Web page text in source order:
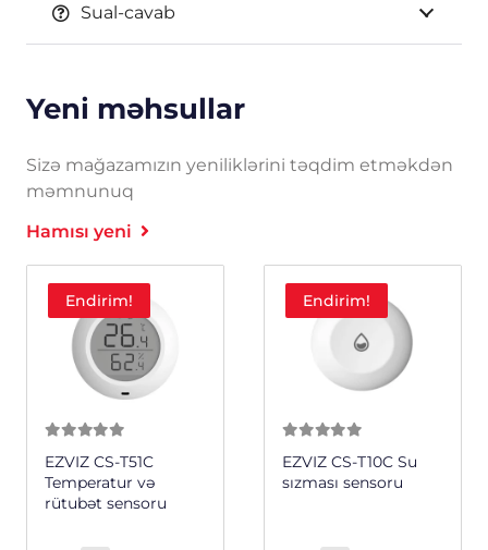
Sual-cavab
Yeni məhsullar
Sizə mağazamızın yeniliklərini təqdim etməkdən
məmnunuq
Hamısı yeni
Endirim!
EZVIZ CS-T51C
Temperatur və
rütubət sensoru
Endirim!
EZVIZ CS-T10C Su
sızması sensoru